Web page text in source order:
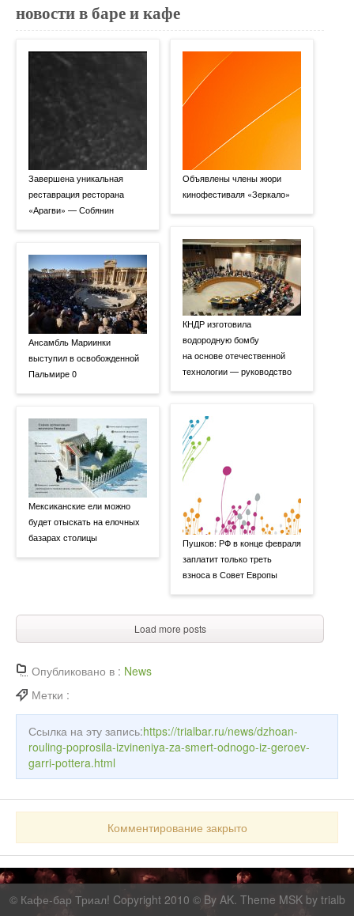
новости в баре и кафе
Завершена уникальная
реставрация ресторана
«Арагви» — Собянин
Ансамбль Мариинки
выступил в освобожденной
Пальмире 0
Мексиканские ели можно
будет отыскать на елочных
базарах столицы
Объявлены члены жюри
кинофестиваля «Зеркало»
КНДР изготовила
водородную бомбу
на основе отечественной
технологии — руководство
Пушков: РФ в конце февраля
заплатит только треть
взноса в Совет Европы
Load more posts
Опубликовано в : News
Метки :
Ссылка на эту запись:https://trialbar.ru/news/dzhoan-
rouling-poprosila-izvineniya-za-smert-odnogo-iz-geroev-
garri-pottera.html
Комментирование закрыто
© Кафе-бар Триал! Copyright 2010 © By AK. Theme MSK by trialb